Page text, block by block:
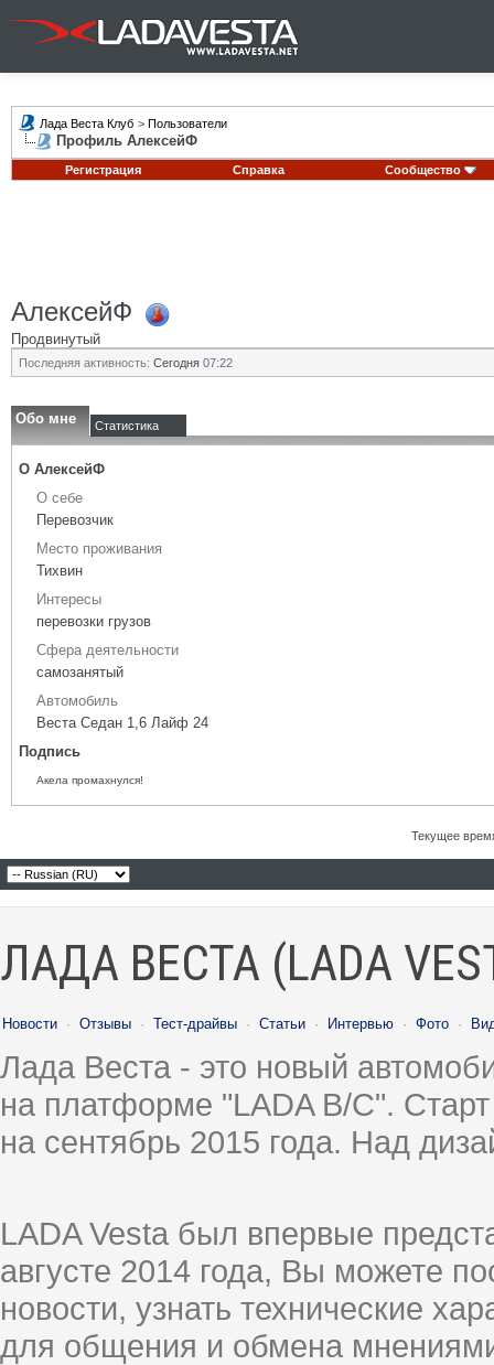
Лада Веста Клуб > Пользователи
Профиль АлексейФ
Регистрация Справка Сообщество
АлексейФ
Продвинутый
Последняя активность: Сегодня 07:22
Обо мне Статистика
О АлексейФ
О себе
Перевозчик
Место проживания
Тихвин
Интересы
перевозки грузов
Сфера деятельности
самозанятый
Автомобиль
Веста Седан 1,6 Лайф 24
Подпись
Акела промахнулся!
Текущее
ЛАДА ВЕСТА (LADA
Новости · Отзывы · Тест-драйвы · Статьи · Интервью · Фото ·
Лада Веста - это новый
на платформе "LADA B/C".
на сентябрь 2015 года. Над
LADA Vesta был впервые
августе 2014 года, Вы можете
новости, узнать технические
для общения и обмена